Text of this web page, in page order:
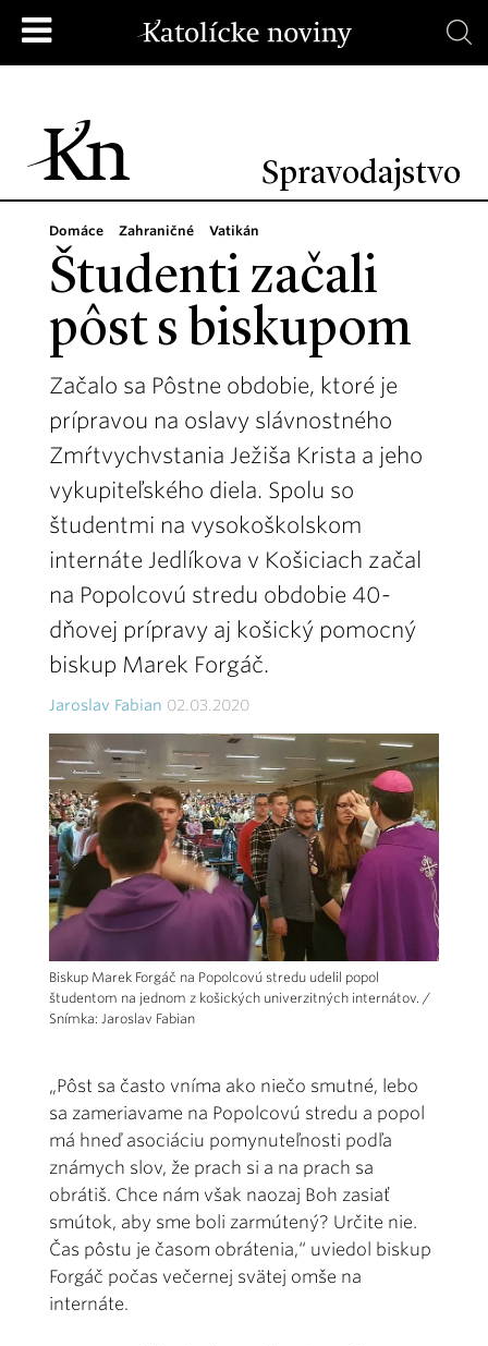
Spravodajstvo
Domáce Zahraničné Vatikán
Študenti začali
pôst s biskupom
Začalo sa Pôstne obdobie, ktoré je
prípravou na oslavy slávnostného
Zmŕtvychvstania Ježiša Krista a jeho
vykupiteľského diela. Spolu so
študentmi na vysokoškolskom
internáte Jedlíkova v Košiciach začal
na Popolcovú stredu obdobie 40-
dňovej prípravy aj košický pomocný
biskup Marek Forgáč.
Jaroslav Fabian 02.03.2020
Biskup Marek Forgáč na Popolcovú stredu udelil popol
študentom na jednom z košických univerzitných internátov. /
Snímka: Jaroslav Fabian
„Pôst sa často vníma ako niečo smutné, lebo
sa zameriavame na Popolcovú stredu a popol
má hneď asociáciu pomynuteľnosti podľa
známych slov, že prach si a na prach sa
obrátiš. Chce nám však naozaj Boh zasiať
smútok, aby sme boli zarmútený? Určite nie.
Čas pôstu je časom obrátenia,“ uviedol biskup
Forgáč počas večernej svätej omše na
internáte.